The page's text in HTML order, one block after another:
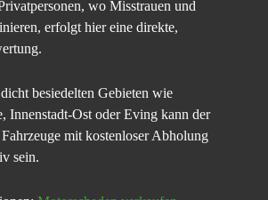
wo Misstrauen und
erfolgt hier eine direkte,
besiedelten Gebieten wie
Innenstadt-Ost oder Eving kann der
mit kostenloser Abholung
sein.